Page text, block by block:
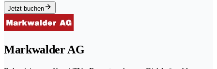
Jetzt buchen
Markwalder AG